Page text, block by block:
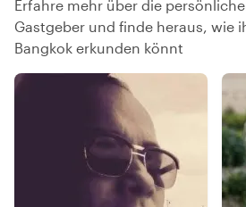
Erfahre mehr über die
Gastgeber und finde heraus, wie
Bangkok erkunden könnt